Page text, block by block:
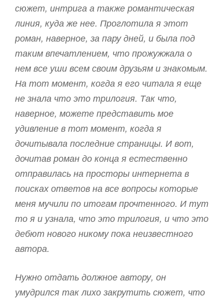
сюжет, интрига а также романтическая
линия, куда же нее. Проглотила я этот
роман, наверное, за пару дней, и была под
таким впечатлением, что прожужжала о
нем все уши всем своим друзьям и знакомым.
На тот момент, когда я его читала я еще
не знала что это трилогия. Так что,
наверное, можете представить мое
удивление в тот момент, когда я
дочитывала последние страницы. И вот,
дочитав роман до конца я естественно
отправилась на просторы интернета в
поисках ответов на все вопросы которые
меня мучили по итогам прочтенного. И тут
то я и узнала, что это трилогия, и что это
дебют нового никому пока неизвестного
автора.
Нужно отдать должное автору, он
умудрился так лихо закрутить сюжет, что